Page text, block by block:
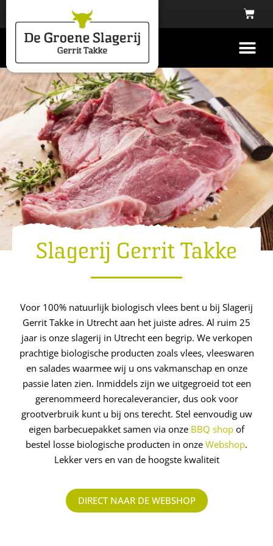
Slagerij Gerrit Takke
Voor 100% natuurlijk biologisch vlees bent u bij Slagerij
Gerrit Takke in Utrecht aan het juiste adres. Al ruim 25
jaar is onze slagerij in Utrecht een begrip. We verkopen
prachtige biologische producten zoals vlees, vleeswaren
en salades waarmee wij u ons vakmanschap en onze
passie laten zien. Inmiddels zijn we uitgegroeid tot een
gerenommeerd ­horecaleverancier, dus ook voor
grootverbruik kunt u bij ons terecht. Stel eenvoudig uw
eigen barbecuepakket samen via onze BBQ shop of
bestel losse biologische producten in onze Webshop.
Lekker vers en van de hoogste kwaliteit
DIRECT NAAR DE WEBSHOP